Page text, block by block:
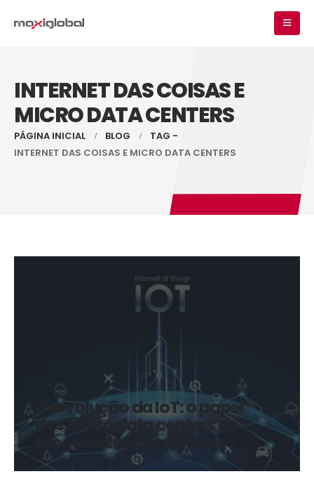
INTERNET DAS COISAS E
MICRO DATA CENTERS
PÁGINA INICIAL BLOG
TAG -
INTERNET DAS COISAS E MICRO DATA CENTERS
A revolução da IoT: o papel
dos micro data centers no
processamento de dados